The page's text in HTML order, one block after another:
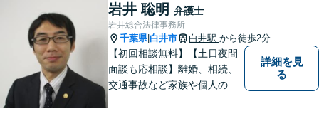
岩井 聡明 弁護士
岩井総合法律事務所
千葉県| 白井市 白井駅 から徒歩2分
【初回相談無料】【土日夜間
面談も応相談】離婚、相続、
交通事故など家族や個人のト
詳細を見
る